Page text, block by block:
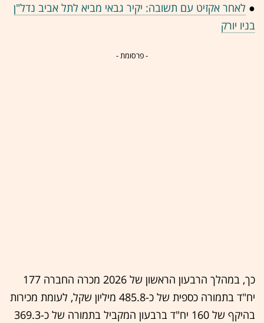
● לאחר אקזיט עם תשובה: יקיר גבאי מביא לתל אביב נדל"ן
בניו יורק
- פרסומת -
כך, במהלך הרבעון הראשון של 2026 מכרה החברה 177
יח"ד בתמורה כספית של כ-485.8 מיליון שקל, לעומת מכירות
בהיקף של 160 יח"ד ברבעון המקביל בתמורה של כ-369.3